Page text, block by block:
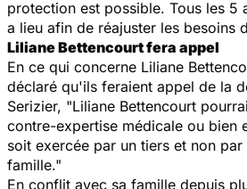
protection est possible. Tous les 5
a lieu afin de réajuster les besoins
Liliane Bettencourt fera appel
En ce qui concerne Liliane
déclaré qu'ils feraient appel de la
Serizier, "Liliane Bettencourt
contre-expertise médicale ou bien
soit exercée par un tiers et non par
famille."
En conflit avec sa famille depuis